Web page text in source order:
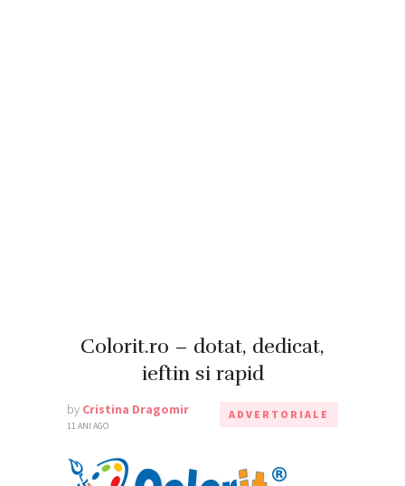
Colorit.ro – dotat, dedicat,
ieftin si rapid
by Cristina Dragomir
11 ANI AGO
ADVERTORIALE